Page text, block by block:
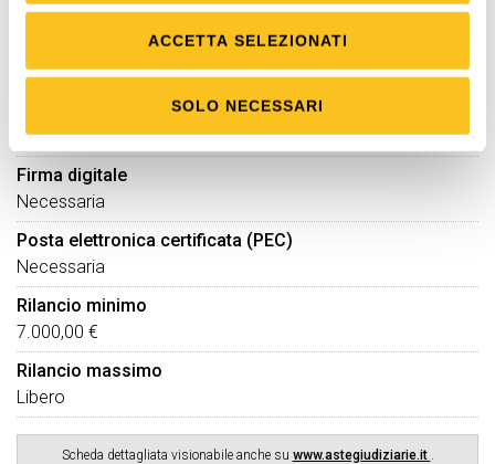
ACCETTA SELEZIONATI
SOLO NECESSARI
10% del prezzo offerto
Firma digitale
Necessaria
Posta elettronica certificata (PEC)
Necessaria
Rilancio minimo
7.000,00 €
Rilancio massimo
Libero
Scheda dettagliata visionabile anche su www.astegiudiziarie.it .